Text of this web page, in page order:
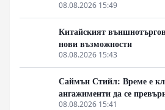
Макао
08.08.2026 15:49
Китайският
нови възможности
08.08.2026 15:43
Саймън Стийл: Време е
ангажименти да се
08.08.2026 15:41